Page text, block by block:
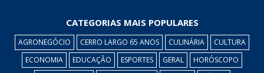
CATEGORIAS MAIS POPULARES
AGRONEGÓCIO CERRO LARGO 65 ANOS CULINÁRIA
CULTURA
ECONOMIA
EDUCAÇÃO ESPORTES GERAL
HORÓSCOPO